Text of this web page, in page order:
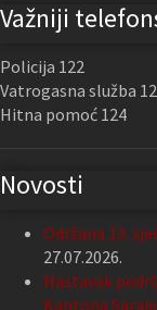
Važniji
Policija 122
Vatrogasna služba
Hitna pomoć 124
Novosti
Održana 13.
27.07.2026.
Nastavak
Kantona